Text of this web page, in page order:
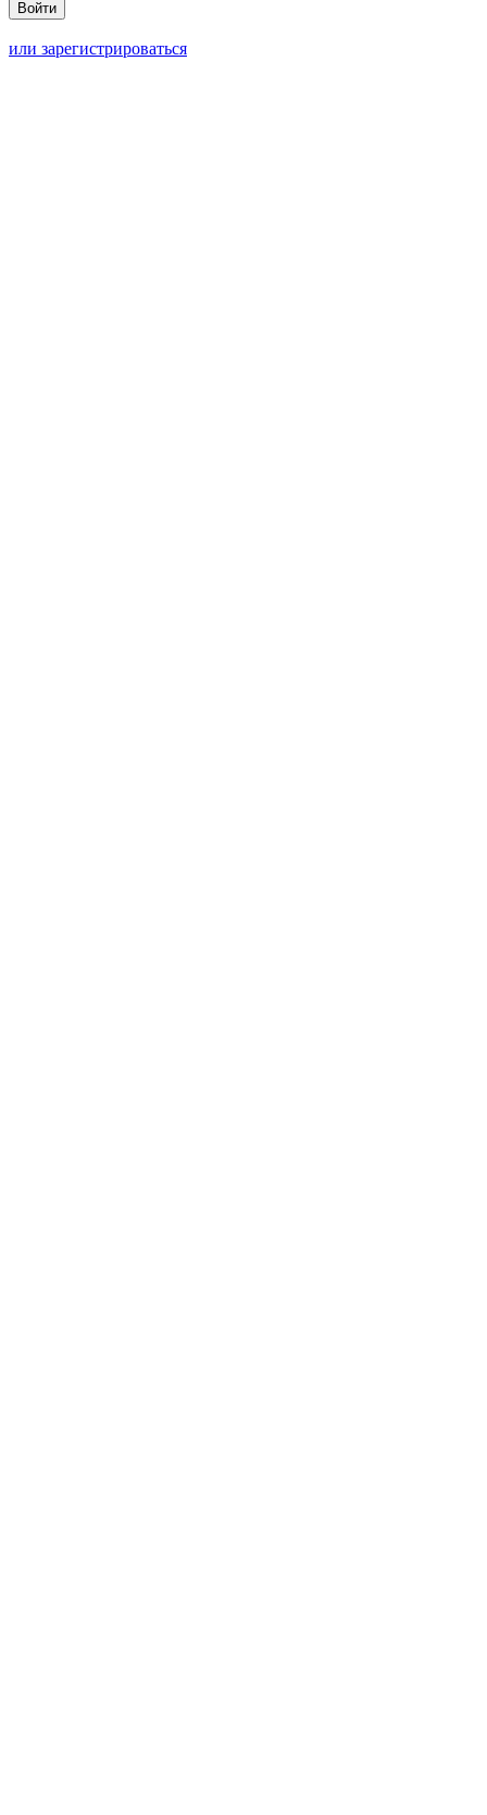
или зарегистрироваться